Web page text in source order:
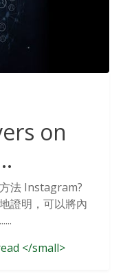
on
法 Instagram?
證明，可以將內
</small>